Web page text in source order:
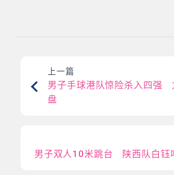
上一篇
男子手球港队惊险杀入四强
盘
男子双人10米跳台 陕西队白钰